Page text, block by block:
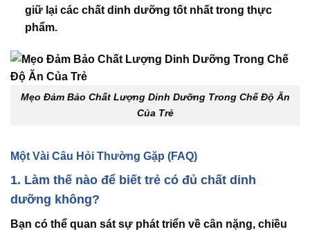
giữ lại các chất dinh dưỡng tốt nhất trong thực
phẩm.
Mẹo Đảm Bảo Chất Lượng Dinh Dưỡng Trong Chế Độ Ăn
Của Trẻ
Một Vài Câu Hỏi Thường Gặp (FAQ)
1. Làm thế nào để biết trẻ có đủ chất dinh
dưỡng không?
Bạn có thể quan sát sự phát triển về cân nặng, chiều